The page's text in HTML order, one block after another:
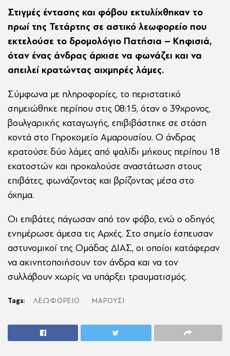
Στιγμές έντασης και φόβου εκτυλίχθηκαν το
πρωί της Τετάρτης σε αστικό λεωφορείο που
εκτελούσε το δρομολόγιο Πατήσια – Κηφισιά,
όταν ένας άνδρας άρχισε να φωνάζει και να
απειλεί κρατώντας αιχμηρές λάμες.
Σύμφωνα με πληροφορίες, το περιστατικό
σημειώθηκε περίπου στις 08:15, όταν ο 39χρονος,
βουλγαρικής καταγωγής, επιβιβάστηκε σε στάση
κοντά στο Γηροκομείο Αμαρουσίου. Ο άνδρας
κρατούσε δύο λάμες από ψαλίδι μήκους περίπου 18
εκατοστών και προκαλούσε αναστάτωση στους
επιβάτες, φωνάζοντας και βρίζοντας μέσα στο
όχημα.
Οι επιβάτες πάγωσαν από τον φόβο, ενώ ο οδηγός
ενημέρωσε άμεσα τις Αρχές. Στο σημείο έσπευσαν
αστυνομικοί της Ομάδας ΔΙΑΣ, οι οποίοι κατάφεραν
να ακινητοποιήσουν τον άνδρα και να τον
συλλάβουν χωρίς να υπάρξει τραυματισμός.
Tags: ΛΕΩΦΟΡΕΙΟ ΜΑΡΟΥΣΙ